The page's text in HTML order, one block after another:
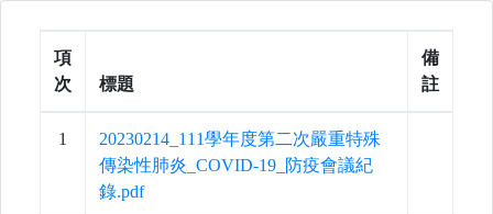
項
次
標題
備
註
1
20230214_111學年度第二次嚴重特殊
傳染性肺炎_COVID-19_防疫會議紀
錄.pdf